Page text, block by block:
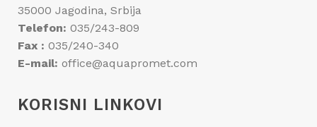
35000 Jagodina, Srbija
Telefon: 035/243-809
Fax : 035/240-340
E-mail: office@aquapromet.com
KORISNI LINKOVI